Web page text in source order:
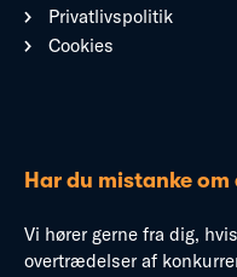
Privatlivspolitik
Cookies
Har du mistanke
Vi hører gerne fra dig,
overtrædelser af